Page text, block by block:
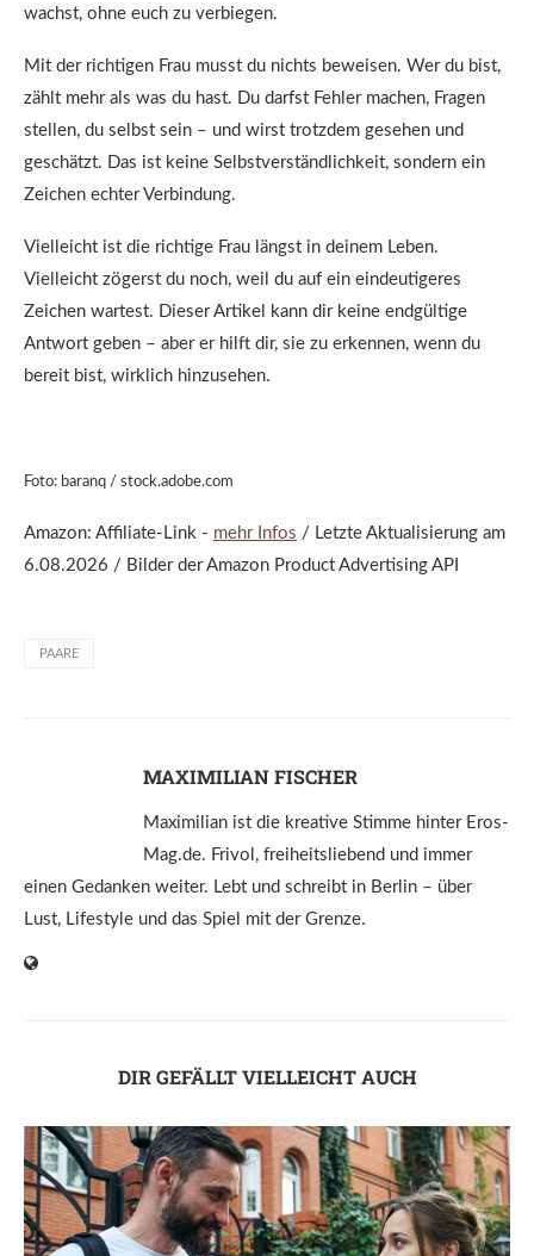
wachst, ohne euch zu verbiegen.
Mit der richtigen Frau musst du nichts beweisen. Wer du bist,
zählt mehr als was du hast. Du darfst Fehler machen, Fragen
stellen, du selbst sein – und wirst trotzdem gesehen und
geschätzt. Das ist keine Selbstverständlichkeit, sondern ein
Zeichen echter Verbindung.
Vielleicht ist die richtige Frau längst in deinem Leben.
Vielleicht zögerst du noch, weil du auf ein eindeutigeres
Zeichen wartest. Dieser Artikel kann dir keine endgültige
Antwort geben – aber er hilft dir, sie zu erkennen, wenn du
bereit bist, wirklich hinzusehen.
Foto: baranq / stock.adobe.com
Amazon: Affiliate-Link - mehr Infos / Letzte Aktualisierung am
6.08.2026 / Bilder der Amazon Product Advertising API
PAARE
MAXIMILIAN FISCHER
Maximilian ist die kreative Stimme hinter Eros-
Mag.de. Frivol, freiheitsliebend und immer
einen Gedanken weiter. Lebt und schreibt in Berlin – über
Lust, Lifestyle und das Spiel mit der Grenze.
DIR GEFÄLLT VIELLEICHT AUCH